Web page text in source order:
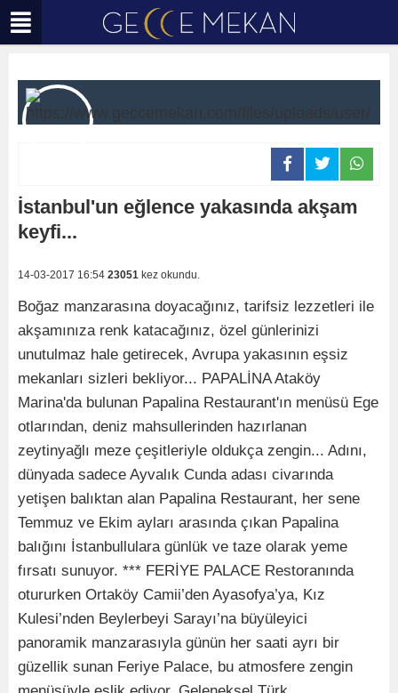
İstanbul'un eğlence yakasında akşam
keyfi...
14-03-2017 16:54 23051 kez okundu.
Boğaz manzarasına doyacağınız, tarifsiz lezzetleri ile
akşamınıza renk katacağınız, özel günlerinizi
unutulmaz hale getirecek, Avrupa yakasının eşsiz
mekanları sizleri bekliyor... PAPALİNA Ataköy
Marina'da bulunan Papalina Restaurant'ın menüsü Ege
otlarından, deniz mahsullerinden hazırlanan
zeytinyağlı meze çeşitleriyle oldukça zengin... Adını,
dünyada sadece Ayvalık Cunda adası civarında
yetişen balıktan alan Papalina Restaurant, her sene
Temmuz ve Ekim ayları arasında çıkan Papalina
balığını İstanbullulara günlük ve taze olarak yeme
fırsatı sunuyor. *** FERİYE PALACE Restoranında
otururken Ortaköy Camii’den Ayasofya’ya, Kız
Kulesi’nden Beylerbeyi Sarayı’na büyüleyici
panoramik manzarasıyla günün her saati ayrı bir
güzellik sunan Feriye Palace, bu atmosfere zengin